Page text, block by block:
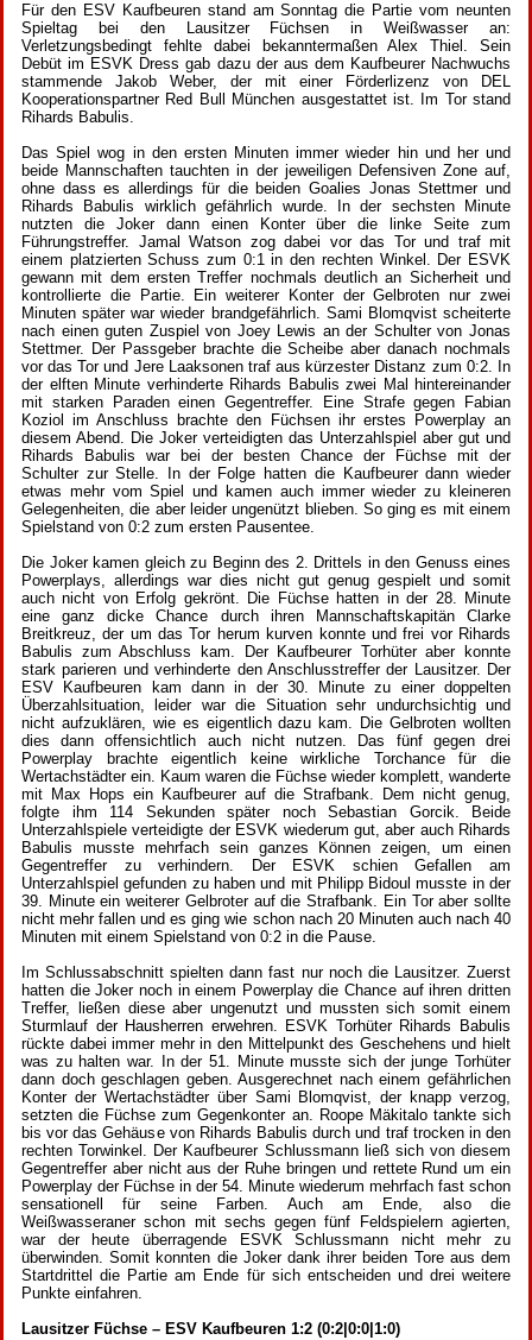
Für den ESV Kaufbeuren stand am Sonntag die Partie vom neunten
Spieltag bei den Lausitzer Füchsen in Weißwasser an:
Verletzungsbedingt fehlte dabei bekanntermaßen Alex Thiel. Sein
Debüt im ESVK Dress gab dazu der aus dem Kaufbeurer Nachwuchs
stammende Jakob Weber, der mit einer Förderlizenz von DEL
Kooperationspartner Red Bull München ausgestattet ist. Im Tor stand
Rihards Babulis.
Das Spiel wog in den ersten Minuten immer wieder hin und her und
beide Mannschaften tauchten in der jeweiligen Defensiven Zone auf,
ohne dass es allerdings für die beiden Goalies Jonas Stettmer und
Rihards Babulis wirklich gefährlich wurde. In der sechsten Minute
nutzten die Joker dann einen Konter über die linke Seite zum
Führungstreffer. Jamal Watson zog dabei vor das Tor und traf mit
einem platzierten Schuss zum 0:1 in den rechten Winkel. Der ESVK
gewann mit dem ersten Treffer nochmals deutlich an Sicherheit und
kontrollierte die Partie. Ein weiterer Konter der Gelbroten nur zwei
Minuten später war wieder brandgefährlich. Sami Blomqvist scheiterte
nach einen guten Zuspiel von Joey Lewis an der Schulter von Jonas
Stettmer. Der Passgeber brachte die Scheibe aber danach nochmals
vor das Tor und Jere Laaksonen traf aus kürzester Distanz zum 0:2. In
der elften Minute verhinderte Rihards Babulis zwei Mal hintereinander
mit starken Paraden einen Gegentreffer. Eine Strafe gegen Fabian
Koziol im Anschluss brachte den Füchsen ihr erstes Powerplay an
diesem Abend. Die Joker verteidigten das Unterzahlspiel aber gut und
Rihards Babulis war bei der besten Chance der Füchse mit der
Schulter zur Stelle. In der Folge hatten die Kaufbeurer dann wieder
etwas mehr vom Spiel und kamen auch immer wieder zu kleineren
Gelegenheiten, die aber leider ungenützt blieben. So ging es mit einem
Spielstand von 0:2 zum ersten Pausentee.
Die Joker kamen gleich zu Beginn des 2. Drittels in den Genuss eines
Powerplays, allerdings war dies nicht gut genug gespielt und somit
auch nicht von Erfolg gekrönt. Die Füchse hatten in der 28. Minute
eine ganz dicke Chance durch ihren Mannschaftskapitän Clarke
Breitkreuz, der um das Tor herum kurven konnte und frei vor Rihards
Babulis zum Abschluss kam. Der Kaufbeurer Torhüter aber konnte
stark parieren und verhinderte den Anschlusstreffer der Lausitzer. Der
ESV Kaufbeuren kam dann in der 30. Minute zu einer doppelten
Überzahlsituation, leider war die Situation sehr undurchsichtig und
nicht aufzuklären, wie es eigentlich dazu kam. Die Gelbroten wollten
dies dann offensichtlich auch nicht nutzen. Das fünf gegen drei
Powerplay brachte eigentlich keine wirkliche Torchance für die
Wertachstädter ein. Kaum waren die Füchse wieder komplett, wanderte
mit Max Hops ein Kaufbeurer auf die Strafbank. Dem nicht genug,
folgte ihm 114 Sekunden später noch Sebastian Gorcik. Beide
Unterzahlspiele verteidigte der ESVK wiederum gut, aber auch Rihards
Babulis musste mehrfach sein ganzes Können zeigen, um einen
Gegentreffer zu verhindern. Der ESVK schien Gefallen am
Unterzahlspiel gefunden zu haben und mit Philipp Bidoul musste in der
39. Minute ein weiterer Gelbroter auf die Strafbank. Ein Tor aber sollte
nicht mehr fallen und es ging wie schon nach 20 Minuten auch nach 40
Minuten mit einem Spielstand von 0:2 in die Pause.
Im Schlussabschnitt spielten dann fast nur noch die Lausitzer. Zuerst
hatten die Joker noch in einem Powerplay die Chance auf ihren dritten
Treffer, ließen diese aber ungenutzt und mussten sich somit einem
Sturmlauf der Hausherren erwehren. ESVK Torhüter Rihards Babulis
rückte dabei immer mehr in den Mittelpunkt des Geschehens und hielt
was zu halten war. In der 51. Minute musste sich der junge Torhüter
dann doch geschlagen geben. Ausgerechnet nach einem gefährlichen
Konter der Wertachstädter über Sami Blomqvist, der knapp verzog,
setzten die Füchse zum Gegenkonter an. Roope Mäkitalo tankte sich
bis vor das Gehäuse von Rihards Babulis durch und traf trocken in den
rechten Torwinkel. Der Kaufbeurer Schlussmann ließ sich von diesem
Gegentreffer aber nicht aus der Ruhe bringen und rettete Rund um ein
Powerplay der Füchse in der 54. Minute wiederum mehrfach fast schon
sensationell für seine Farben. Auch am Ende, also die
Weißwasseraner schon mit sechs gegen fünf Feldspielern agierten,
war der heute überragende ESVK Schlussmann nicht mehr zu
überwinden. Somit konnten die Joker dank ihrer beiden Tore aus dem
Startdrittel die Partie am Ende für sich entscheiden und drei weitere
Punkte einfahren.
Lausitzer Füchse – ESV Kaufbeuren 1:2 (0:2|0:0|1:0)